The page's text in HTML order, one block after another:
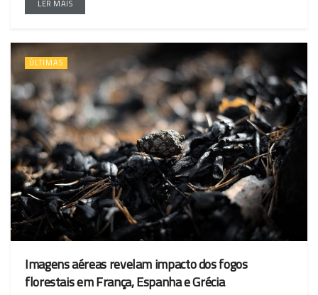
LER MAIS
ÚLTIMAS
Imagens aéreas revelam impacto dos fogos
florestais em França, Espanha e Grécia